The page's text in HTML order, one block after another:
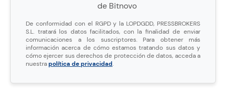
de Bitnovo
De conformidad con el RGPD y la LOPDGDD, PRESSBROKERS
S.L. tratará los datos facilitados, con la finalidad de enviar
comunicaciones a los suscriptores. Para obtener más
información acerca de cómo estamos tratando sus datos y
cómo ejercer sus derechos de protección de datos, acceda a
nuestrapolítica de privacidad.